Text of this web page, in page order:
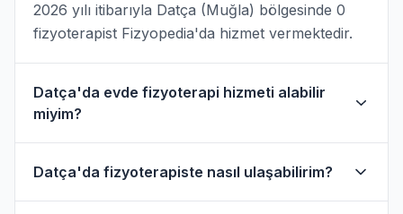
2026 yılı itibarıyla Datça (Muğla) bölgesinde 0
fizyoterapist Fizyopedia'da hizmet vermektedir.
Datça'da evde fizyoterapi hizmeti alabilir
miyim?
hizmeti sunan fizyoterapistler bulunmaktadır.
Evde hizmet filtresini kullanarak bu
Datça'da fizyoterapiste nasıl ulaşabilirim?